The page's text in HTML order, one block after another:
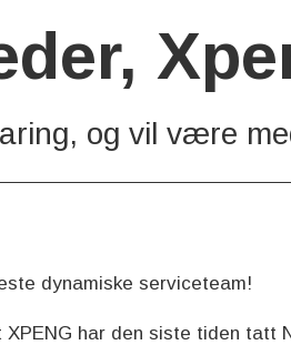
og vil være
dynamiske serviceteam!
har den siste tiden tatt